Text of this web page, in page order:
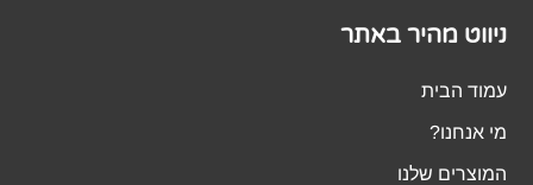
ניווט מהיר באתר
עמוד הבית
מי אנחנו?
המוצרים שלנו